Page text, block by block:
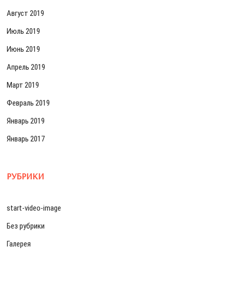
Август 2019
Июль 2019
Июнь 2019
Апрель 2019
Март 2019
Февраль 2019
Январь 2019
Январь 2017
РУБРИКИ
start-video-image
Без рубрики
Галерея